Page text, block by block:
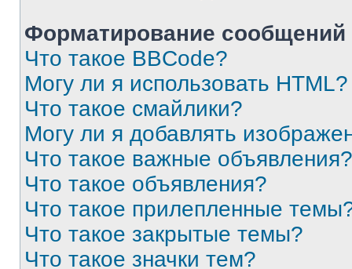
Форматирование
Что такое BBCode?
Могу ли я использовать HTML?
Что такое смайлики?
Могу ли я добавлять
Что такое важные объявления?
Что такое объявления?
Что такое прилепленные
Что такое закрытые темы?
Что такое значки тем?